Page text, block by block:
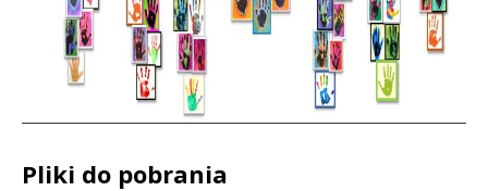
Pliki do pobrania